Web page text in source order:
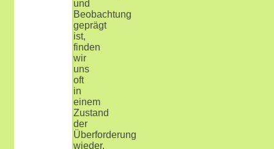
und
Beobachtung
geprägt
ist,
finden
wir
uns
oft
in
einem
Zustand
der
Überforderung
wieder.